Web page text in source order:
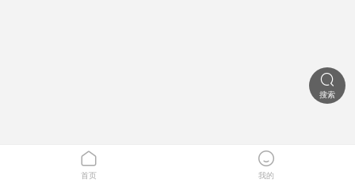

搜索

首页

我的